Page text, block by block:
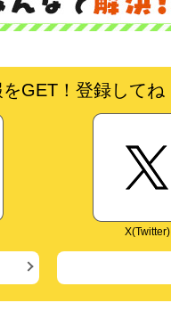
GET！登録してね
X(Twitter)